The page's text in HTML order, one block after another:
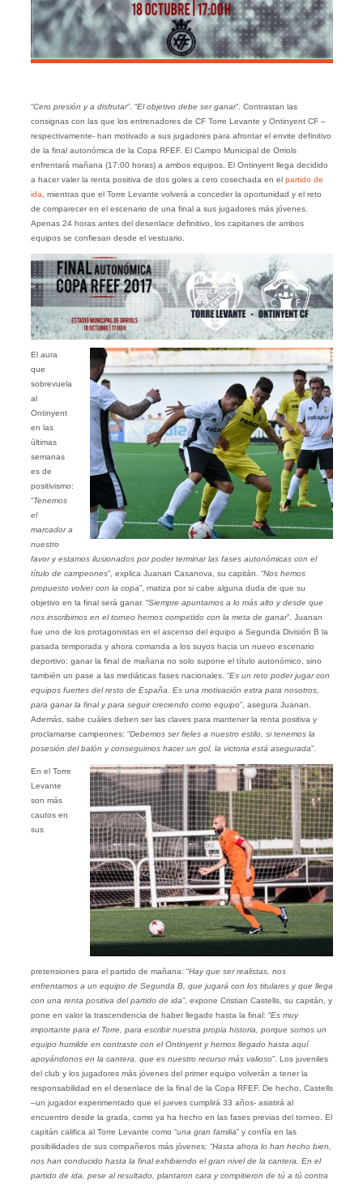
“Cero presión y a disfrutar”. “El objetivo debe ser ganar”. Contrastan las
consignas con las que los entrenadores de CF Torre Levante y Ontinyent CF –
respectivamente- han motivado a sus jugadores para afrontar el envite definitivo
de la final autonómica de la Copa RFEF. El Campo Municipal de Orriols
enfrentará mañana (17:00 horas) a ambos equipos. El Ontinyent llega decidido
a hacer valer la renta positiva de dos goles a cero cosechada en el partido de
ida , mientras que el Torre Levante volverá a conceder la oportunidad y el reto
de comparecer en el escenario de una final a sus jugadores más jóvenes.
Apenas 24 horas antes del desenlace definitivo, los capitanes de ambos
equipos se confiesan desde el vestuario.
El aura
que
sobrevuela
al
Ontinyent
en las
últimas
semanas
es de
positivismo:
“Tenemos
el
marcador a
nuestro
favor y estamos ilusionados por poder terminar las fases autonómicas con el
título de campeones”, explica Juanan Casanova, su capitán. “Nos hemos
propuesto volver con la copa”, matiza por si cabe alguna duda de que su
objetivo en la final será ganar. “Siempre apuntamos a lo más alto y desde que
nos inscribimos en el torneo hemos competido con la meta de ganar”. Juanan
fue uno de los protagonistas en el ascenso del equipo a Segunda División B la
pasada temporada y ahora comanda a los suyos hacia un nuevo escenario
deportivo: ganar la final de mañana no solo supone el título autonómico, sino
también un pase a las mediáticas fases nacionales. “Es un reto poder jugar con
equipos fuertes del resto de España. Es una motivación extra para nosotros,
para ganar la final y para seguir creciendo como equipo”, asegura Juanan.
Además, sabe cuáles deben ser las claves para mantener la renta positiva y
proclamarse campeones: “Debemos ser fieles a nuestro estilo, si tenemos la
posesión del balón y conseguimos hacer un gol, la victoria está asegurada”.
En el Torre
Levante
son más
cautos en
sus
pretensiones para el partido de mañana: “Hay que ser realistas, nos
enfrentamos a un equipo de Segunda B, que jugará con los titulares y que llega
con una renta positiva del partido de ida”, expone Cristian Castells, su capitán, y
pone en valor la trascendencia de haber llegado hasta la final: “Es muy
importante para el Torre, para escribir nuestra propia historia, porque somos un
equipo humilde en contraste con el Ontinyent y hemos llegado hasta aquí
apoyándonos en la cantera, que es nuestro recurso más valioso”. Los juveniles
del club y los jugadores más jóvenes del primer equipo volverán a tener la
responsabilidad en el desenlace de la final de la Copa RFEF. De hecho, Castells
–un jugador experimentado que el jueves cumplirá 33 años- asistirá al
encuentro desde la grada, como ya ha hecho en las fases previas del torneo. El
capitán califica al Torre Levante como “una gran familia” y confía en las
posibilidades de sus compañeros más jóvenes: “Hasta ahora lo han hecho bien,
nos han conducido hasta la final exhibiendo el gran nivel de la cantera. En el
partido de ida, pese al resultado, plantaron cara y compitieron de tú a tú contra